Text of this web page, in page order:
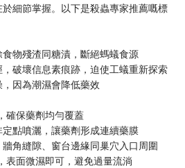
細節掌握。以下是殺蟲專家推薦嘅標
物殘渣同糖漬，斷絕螞蟻食源
破壞信息素痕跡，迫使工蟻重新探索
因為潮濕會降低藥效
確保藥劑均勻覆蓋
定點噴灑，讓藥劑形成連續藥膜
牆角縫隙、窗台邊緣同巢穴入口周圍
表面微濕即可，避免過量流淌